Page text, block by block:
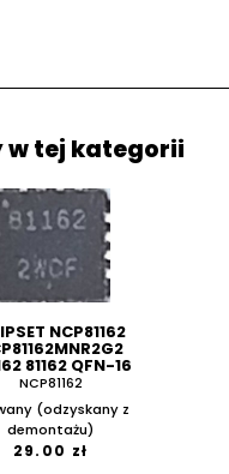
w tej kategorii
NCP81162
81162 QFN-16
NCP81162
(odzyskany z
demontażu)
29.00 zł